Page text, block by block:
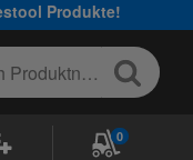
Produkte!
0